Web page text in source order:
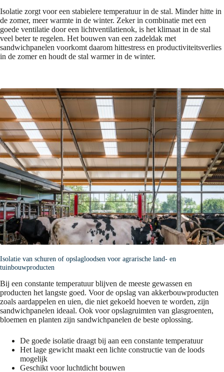
Isolatie zorgt voor een stabielere temperatuur in de stal. Minder hitte in
de zomer, meer warmte in de winter. Zeker in combinatie met een
goede ventilatie door een lichtventilatienok, is het klimaat in de stal
veel beter te regelen. Het bouwen van een zadeldak met
sandwichpanelen voorkomt daarom hittestress en productiviteitsverlies
in de zomer en houdt de stal warmer in de winter.
Isolatie van schuren of opslagloodsen voor agrarische land- en
tuinbouwproducten
Bij een constante temperatuur blijven de meeste gewassen en
producten het langste goed. Voor de opslag van akkerbouwproducten
zoals aardappelen en uien, die niet gekoeld hoeven te worden, zijn
sandwichpanelen ideaal. Ook voor opslagruimten van glasgroenten,
bloemen en planten zijn sandwichpanelen de beste oplossing.
De goede isolatie draagt bij aan een constante temperatuur
Het lage gewicht maakt een lichte constructie van de loods
mogelijk
Geschikt voor luchtdicht bouwen